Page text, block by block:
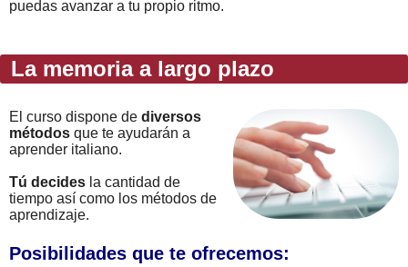
puedas avanzar a tu propio ritmo.
La memoria a largo plazo
El curso dispone de diversos
métodos que te ayudarán a
aprender italiano.
Tú decides la cantidad de
tiempo así como los métodos de
aprendizaje.
Posibilidades que te ofrecemos: